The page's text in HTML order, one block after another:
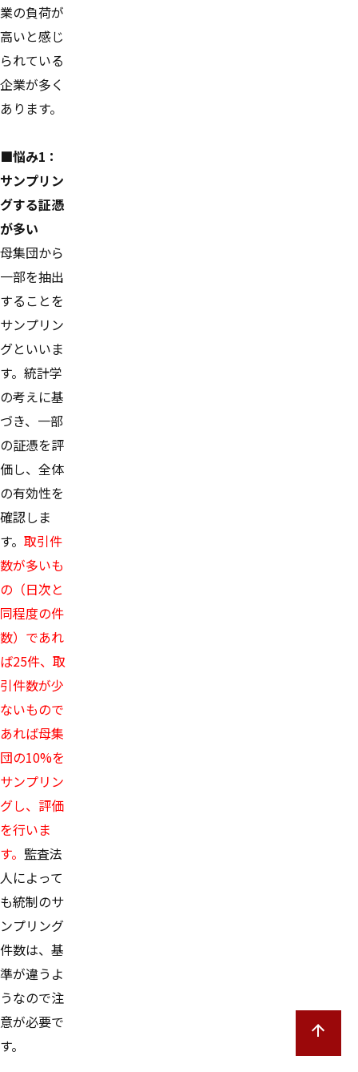
業の負荷が
高いと感じ
られている
企業が多く
あります。
■悩み1：
サンプリン
グする証憑
が多い
母集団から
一部を抽出
することを
サンプリン
グといいま
す。統計学
の考えに基
づき、一部
の証憑を評
価し、全体
の有効性を
確認しま
す。 取引件
数が多いも
の（日次と
同程度の件
数）であれ
ば25件、取
引件数が少
ないもので
あれば母集
団の10%を
サンプリン
グし、評価
を行いま
す。 監査法
人によって
も統制のサ
ンプリング
件数は、基
準が違うよ
うなので注
意が必要で
す。